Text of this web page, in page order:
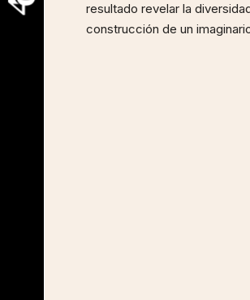
resultado revelar la
construcción de un